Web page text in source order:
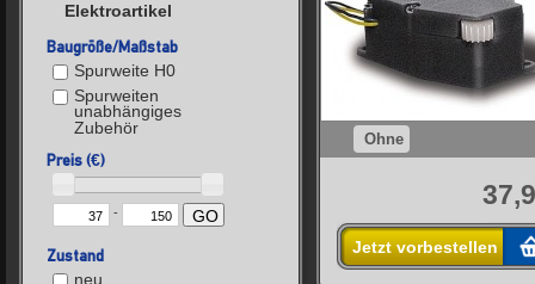
Elektroartikel
Baugröße/Maßstab
Spurweite H0
Spurweiten
unabhängiges
Zubehör
Preis (€)
- GO
Zustand
neu
Ohne
Jetzt vorbestellen